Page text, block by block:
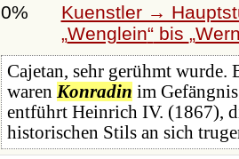
0%
Kuenstler →
Wenglein bis
Cajetan, sehr gerühmt wurde.
waren Konradin im
entführt Heinrich IV. (1867),
historischen Stils an sich